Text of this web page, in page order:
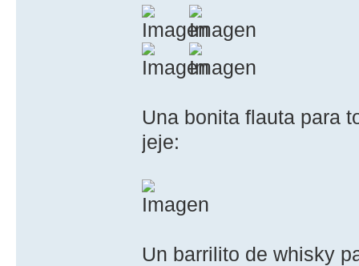
Una bonita flauta para
jeje:
Un barrilito de whisky